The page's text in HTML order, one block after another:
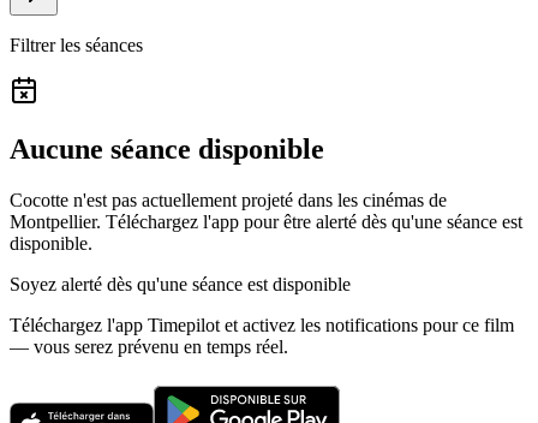
Filtrer les séances
Aucune séance disponible
Cocotte n'est pas actuellement projeté dans les cinémas de
Montpellier. Téléchargez l'app pour être alerté dès qu'une séance est
disponible.
Soyez alerté dès qu'une séance est disponible
Téléchargez l'app Timepilot et activez les notifications pour ce film
— vous serez prévenu en temps réel.